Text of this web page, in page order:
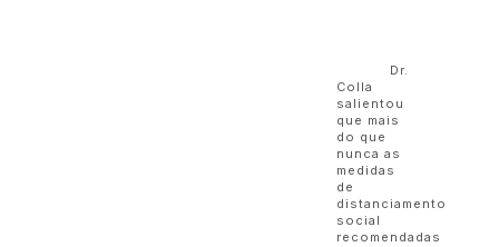
Dr.
Colla
salientou
que mais
do que
nunca as
medidas
de
distanciamento
social
recomendadas